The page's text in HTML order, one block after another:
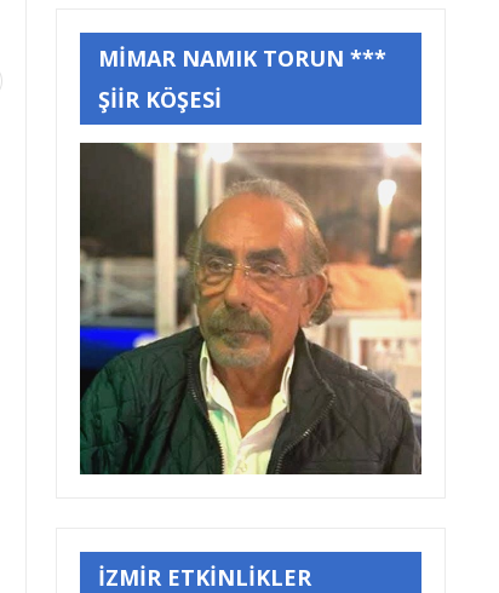
MİMAR NAMIK TORUN ***
ŞİİR KÖŞESİ
İZMİR ETKİNLİKLER